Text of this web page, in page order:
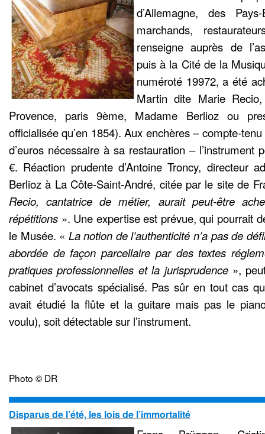
d’Allemagne, des
marchands,
renseigne auprès de
puis à la Cité de la
numéroté 19972, a été
Martin dite Marie
Provence, paris 9ème, Madame Berlioz ou
officialisée qu’en 1854). Aux enchères – compte-
d’euros nécessaire à sa restauration – l’instrument
€. Réaction prudente d’Antoine Troncy, directeur
Berlioz à La Côte-Saint-André, citée par le site de
Recio, cantatrice de métier, aurait peut-être
répétitions ». Une expertise est prévue, qui pourrait
le Musée. « La notion de l’authenticité n’a pas de
abordée de façon parcellaire par des textes
pratiques professionnelles et la jurisprudence »,
cabinet d’avocats spécialisé. Pas sûr en tout cas
avait étudié la flûte et la guitare mais pas le
voulu), soit détectable sur l’instrument.
Photo © DR
Disparus de l’été, les lois de l’immortalité